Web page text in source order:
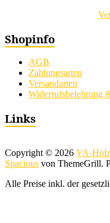
Shopinfo
AGB
Zahlungsarten
Versandarten
Widerrufsbelehrung
Links
Copyright © 2026 VA-
Spacious von ThemeGrill.
Alle Preise inkl. der